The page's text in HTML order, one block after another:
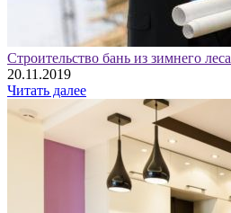
Строительство бань из зимнего леса
20.11.2019
Читать далее